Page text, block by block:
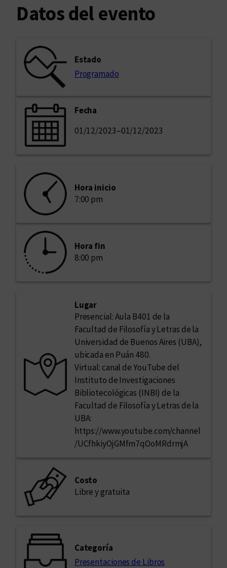
Datos del evento
Estado
Programado
Fecha
01/12/2023–01/12/2023
Hora inicio
7:00 pm
Hora fin
8:00 pm
Lugar
Presencial: Aula B401 de la
Facultad de Filosofía y Letras de la
Universidad de Buenos Aires (UBA),
ubicada en Puán 480.
Virtual: canal de YouTube del
Instituto de Investigaciones
Bibliotecológicas (INBI) de la
Facultad de Filosofía y Letras de la
UBA:
https://www.youtube.com/channel
/UCfhkiyOjGMfm7qOoMRdrmjA
Costo
Libre y gratuita
Categoría
Presentaciones de Libros